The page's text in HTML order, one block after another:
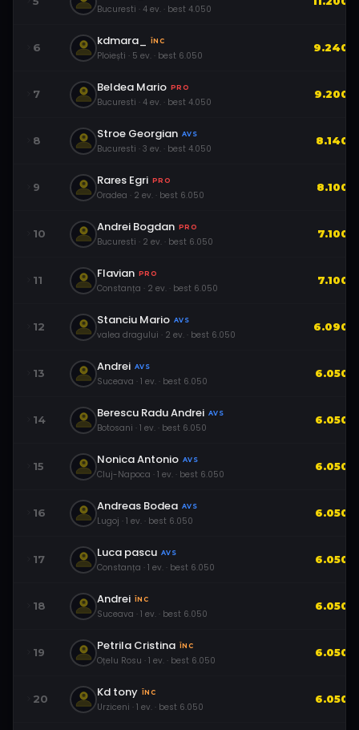
Bucuresti · 4 ev. · best 4.050
6 kdmara_ ÎNC
Ploiești · 5 ev. · best 6.050
9.240
7 Beldea Mario PRO
Bucuresti · 4 ev. · best 4.050
9.200
8 Stroe Georgian AVS
Bucuresti · 3 ev. · best 4.050
8.140
9 Rares Egri PRO
Oradea · 2 ev. · best 6.050
8.100
10 Andrei Bogdan PRO
Bucuresti · 2 ev. · best 6.050
7.100
11 Flavian PRO
Constanța · 2 ev. · best 6.050
7.100
12 Stanciu Mario AVS
valea dragului · 2 ev. · best 6.050
6.090
13 Andrei AVS
Suceava · 1 ev. · best 6.050
6.050
14 Berescu Radu Andrei AVS
Botosani · 1 ev. · best 6.050
6.050
15 Nonica Antonio AVS
Cluj-Napoca · 1 ev. · best 6.050
6.050
16 Andreas Bodea AVS
Lugoj · 1 ev. · best 6.050
6.050
17 Luca pascu AVS
Constanța · 1 ev. · best 6.050
6.050
18 Andrei ÎNC
Suceava · 1 ev. · best 6.050
6.050
19 Petrila Cristina ÎNC
Oțelu Rosu · 1 ev. · best 6.050
6.050
20 Kd tony ÎNC
Urziceni · 1 ev. · best 6.050
6.050